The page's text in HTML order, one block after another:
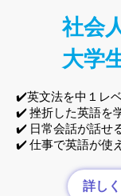
社会
大学
✔️英文法を中１レ
✔️ 挫折した英語を
✔️ 日常会話が話せ
✔️ 仕事で英語が使
詳し